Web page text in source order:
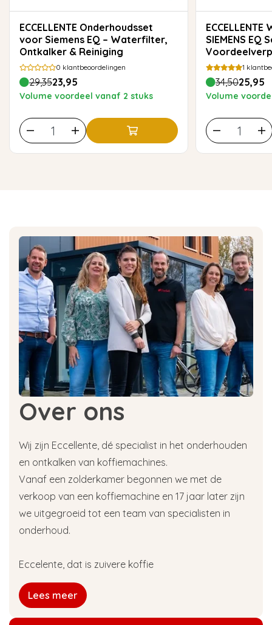
ECCELLENTE Onderhoudsset
voor Siemens EQ – Waterfilter,
Ontkalker & Reiniging
0 klantbeoordelingen
29,3523,95
Volume voordeel vanaf 2 stuks
ECCELLENTE Waterfilter voor
SIEMENS EQ
1
34,5025,95
Volume
Over ons
Wij zijn Eccellente, dé specialist in het onderhouden
en ontkalken van koffiemachines.
Vanaf een zolderkamer begonnen we met de
verkoop van een koffiemachine en 17 jaar later zijn
we uitgegroeid tot een team van specialisten in
onderhoud.
Eccelente, dat is zuivere koffie
Lees meer